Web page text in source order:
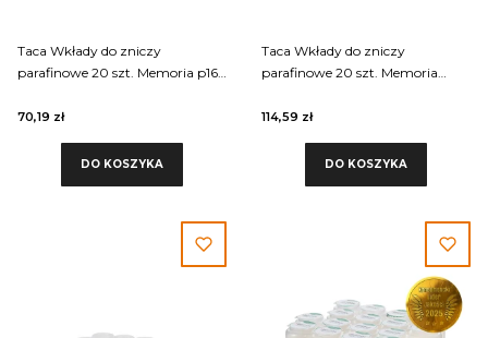
Taca Wkłady do zniczy
parafinowe 20 szt. Memoria p165
bezzapachowe
70,19 zł
DO KOSZYKA
Taca Wkłady do zniczy
parafinowe 20 szt. Memoria
114,59 zł
DO KOSZYKA